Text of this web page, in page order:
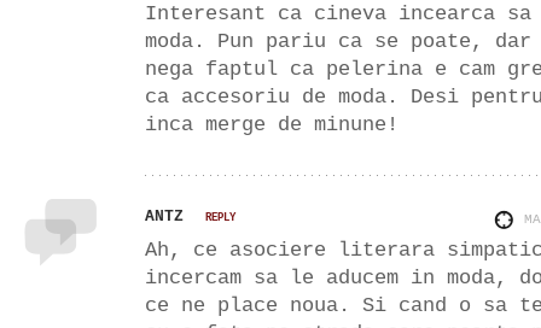
Interesant ca cineva incearca
moda. Pun pariu ca se poate,
nega faptul ca pelerina e cam
ca accesoriu de moda. Desi
inca merge de minune!
ANTZ REPLY
Ah, ce asociere literara
incercam sa le aducem in moda,
ce ne place noua. Si cand o sa